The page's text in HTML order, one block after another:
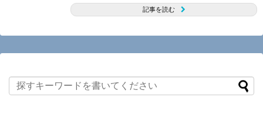
記事を読む